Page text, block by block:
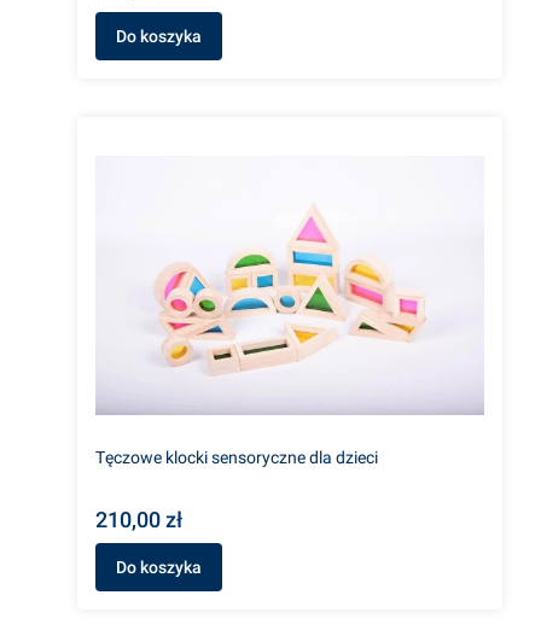
Do koszyka
Tęczowe klocki sensoryczne dla dzieci
210,00 zł
Do koszyka